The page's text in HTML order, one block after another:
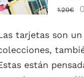
DETALLES
1.20€
El
tarjetas son
están